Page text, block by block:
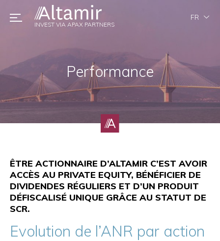
Performance
ÊTRE ACTIONNAIRE D’ALTAMIR C’EST AVOIR
ACCÈS AU PRIVATE EQUITY, BÉNÉFICIER DE
DIVIDENDES RÉGULIERS ET D’UN PRODUIT
DÉFISCALISÉ UNIQUE GRÂCE AU STATUT DE
SCR.
Evolution de l’ANR par action
INVEST VIA APAX PARTNERS
FR